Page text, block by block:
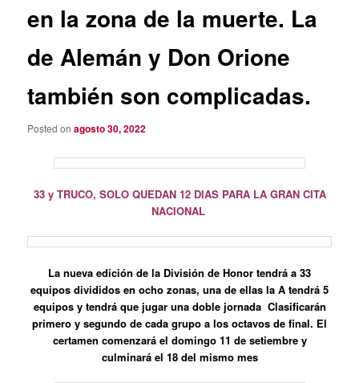
en la zona de la muerte. La
de Alemán y Don Orione
también son complicadas.
Posted onagosto 30, 2022
33 y TRUCO, SOLO QUEDAN 12 DIAS PARA LA GRAN CITA
NACIONAL
La nueva edición de la División de Honor tendrá a 33
equipos divididos en ocho zonas, una de ellas la A tendrá 5
equipos y tendrá que jugar una doble jornada Clasificarán
primero y segundo de cada grupo a los octavos de final. El
certamen comenzará el domingo 11 de setiembre y
culminará el 18 del mismo mes